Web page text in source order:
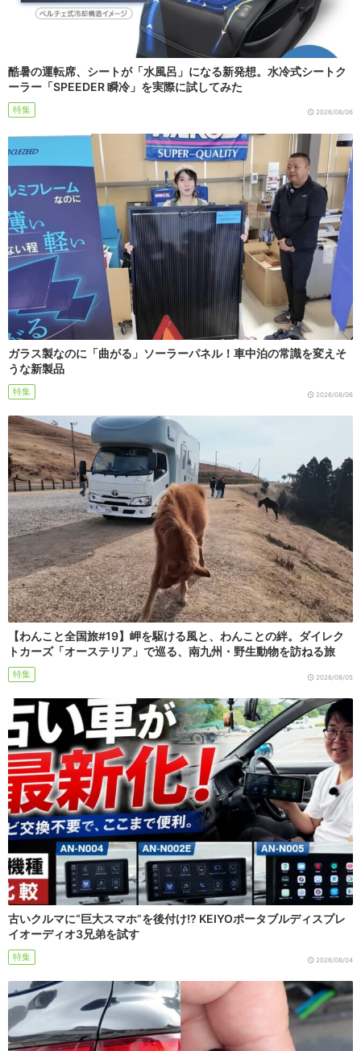
酷暑の運転席、シートが「水風呂」になる新発想。水冷式シートク
ーラー「SPEEDER 瞬冷」を実際に試してみた
特集 2026/08/06
ガラス製なのに「曲がる」ソーラーパネル！車中泊の常識を変えそ
うな新製品
特集 2026/08/06
【わんこと全国旅#19】岬を駆ける風と、わんことの絆。ダイレク
トカーズ「オーステリア」で巡る、南九州・野生動物を訪ねる旅
特集 2026/08/05
古いクルマに“巨大スマホ”を後付け!? KEIYOポータブルディスプレ
イオーディオ3兄弟を試す
特集 2026/08/04